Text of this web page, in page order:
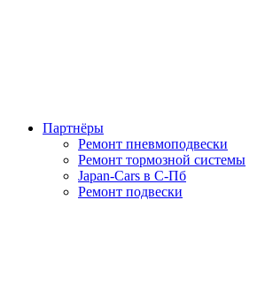
Партнёры
Ремонт пневмоподвески
Ремонт тормозной системы
Japan-Cars в С-Пб
Ремонт подвески